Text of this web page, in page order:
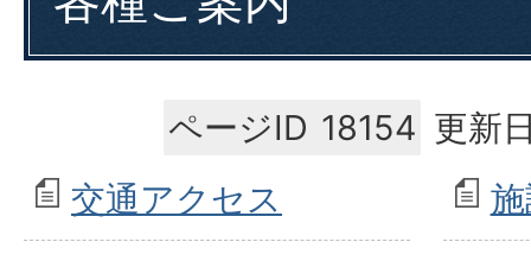
ページID 18154 更新
交通アクセス